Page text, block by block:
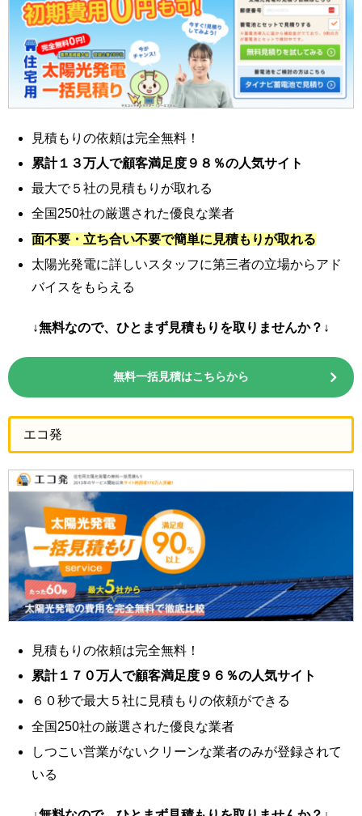
見積もりの依頼は完全無料！
累計１３万人で顧客満足度９８％の人気サイト
最大で５社の見積もりが取れる
全国250社の厳選された優良な業者
面不要・立ち合い不要で簡単に見積もりが取れる
太陽光発電に詳しいスタッフに第三者の立場からアド
バイスをもらえる
↓無料なので、ひとまず見積もりを取りませんか？↓
無料一括見積はこちらから
エコ発
見積もりの依頼は完全無料！
累計１７０万人で顧客満足度９６％の人気サイト
６０秒で最大５社に見積もりの依頼ができる
全国250社の厳選された優良な業者
しつこい営業がないクリーンな業者のみが登録されて
いる